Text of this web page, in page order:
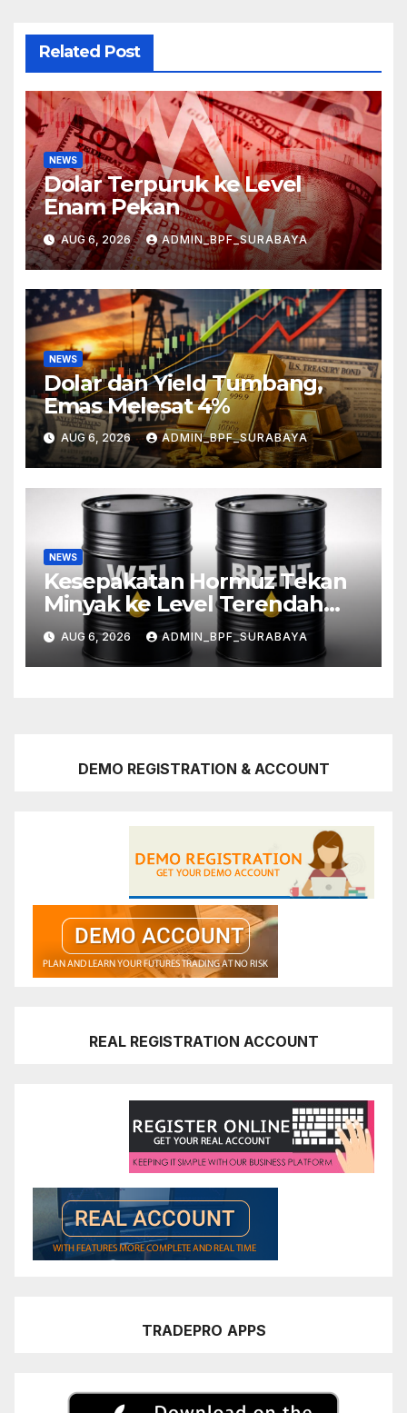
Related Post
NEWS
Dolar Terpuruk ke Level
Enam Pekan
AUG 6, 2026 ADMIN_BPF_SURABAYA
NEWS
Dolar dan Yield Tumbang,
Emas Melesat 4%
AUG 6, 2026 ADMIN_BPF_SURABAYA
NEWS
Kesepakatan Hormuz Tekan
Minyak ke Level Terendah
Sebulan
AUG 6, 2026 ADMIN_BPF_SURABAYA
DEMO REGISTRATION & ACCOUNT
REAL REGISTRATION ACCOUNT
TRADEPRO APPS